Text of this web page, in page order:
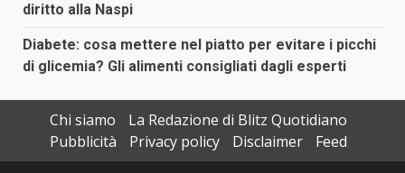
diritto alla Naspi
Diabete: cosa mettere nel piatto per evitare i picchi
di glicemia? Gli alimenti consigliati dagli esperti
Chi siamo
La Redazione di Blitz Quotidiano
Pubblicità
Privacy policy Disclaimer
Feed